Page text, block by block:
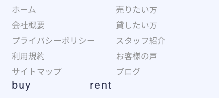
ホーム
売りたい方
会社概要
貸したい方
プライバシーポリシー
スタッフ紹介
利用規約
お客様の声
サイトマップ
ブログ
buy rent